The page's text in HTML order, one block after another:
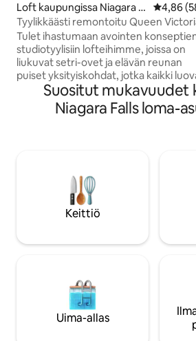
Loft kaupungissa Niagara F
alls
4,86
Tyylikkäästi remontoitu Queen
loft
Tulet ihastumaan avointen
studiotyylisiin lofteihimme, joissa on
liukuvat setri-ovet ja elävän reunan
puiset yksityiskohdat, jotka kaikki
vieraiden todella ainutlaatuisen
kokemuksen! Koko loft on sinun!
tekstiviesti tai soita numeroon 905 321
kirveenheittohuoneita ja käsityönä
valmistettuja kahviloita. Kasinot ja
Hillin matkailualue ovat muutaman
minuutin ajomatkan päässä. Voit kävellä,
sieltä, missä olet. Meillä on jopa
parasta asiakaspalvelua. Ensimmäinen
Airbnb: mme oli veneemme nimeltään
Bob 's-setä, ja kaikki arvostelumme
5 tähteä! Salli meidän tehdä kaikkemme
Suositut mukavuudet
Niagara Falls loma-
Keittiö
Uima-allas